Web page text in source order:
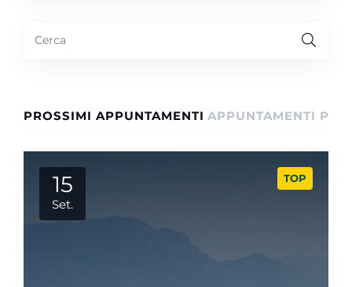
PROSSIMI APPUNTAMENTI APPUNTAMENTI
TOP
15
Set.